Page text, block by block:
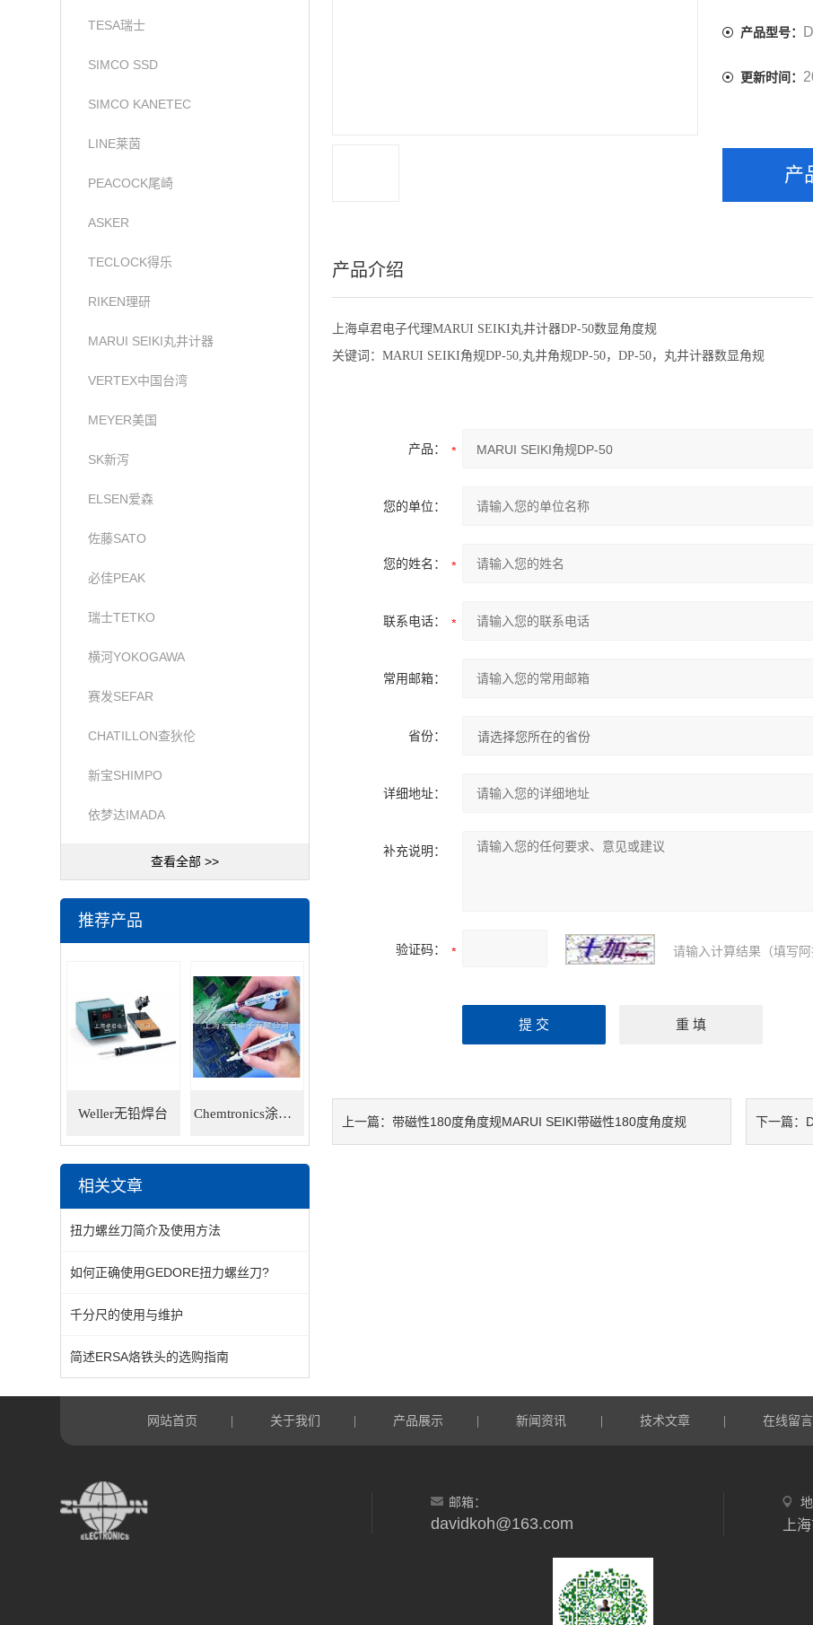
TESA瑞士
SIMCO SSD
SIMCO KANETEC
LINE莱茵
PEACOCK尾崎
ASKER
TECLOCK得乐
RIKEN理研
MARUI SEIKI丸井计器
VERTEX中国台湾
MEYER美国
SK新泻
ELSEN爱森
佐藤SATO
必佳PEAK
瑞士TETKO
横河YOKOGAWA
赛发SEFAR
CHATILLON查狄伦
新宝SHIMPO
依梦达IMADA
查看全部 >>
推荐产品
Weller无铅焊台 Chemtronics涂层笔
相关文章
扭力螺丝刀简介及使用方法
如何正确使用GEDORE扭力螺丝刀?
千分尺的使用与维护
简述ERSA烙铁头的选购指南
产品型号：
更新时间：
产
产品介绍
上海卓君电子代理MARUI SEIKI丸井计器DP-50数显角度规
关键词：MARUI SEIKI角规DP-50,丸井角规DP-50，DP-50，丸井计器数显角规
产品：
您的单位：
您的姓名：
联系电话：
常用邮箱：
省份：
详细地址：
补充说明：
验证码： 请输入计算结果（填写
上一篇： 带磁性180度角度规MARUI SEIKI带磁性180度角度规 下一篇：
网站首页 关于我们 产品展示 新闻资讯 技术文章 在线留言
邮箱：
davidkoh@163.com 上